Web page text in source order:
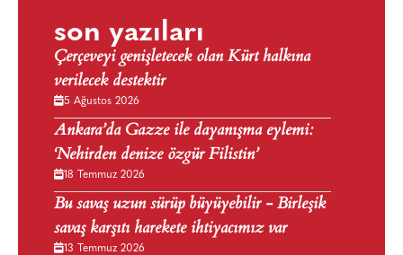
son yazıları
Çerçeveyi genişletecek olan Kürt halkına
verilecek destektir
5 Ağustos 2026
Ankara’da Gazze ile dayanışma eylemi:
‘Nehirden denize özgür Filistin’
18 Temmuz 2026
Bu savaş uzun sürüp büyüyebilir - Birleşik
savaş karşıtı harekete ihtiyacımız var
13 Temmuz 2026